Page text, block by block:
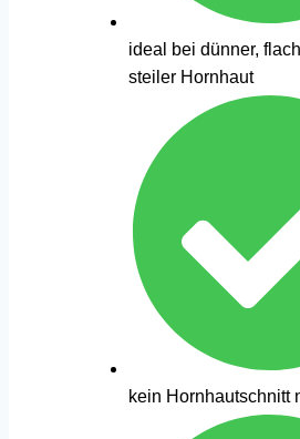
ideal bei dünner,
steiler Hornhaut
kein Hornhautschnitt